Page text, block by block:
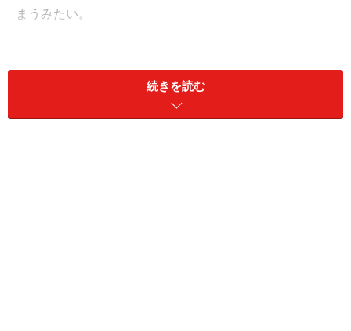
まうみたい。
の気持ちに寄り添えるのは、あなたの強みですが、今週
は発想を変えて、空気を作る、自分を打ち出すつもりで
いるとラクだし、意外にウケます。クセ強キャラで、個
続きを読む